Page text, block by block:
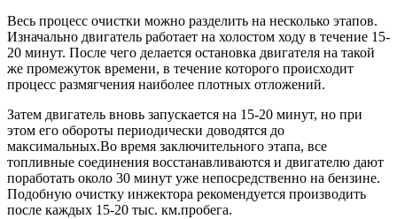
Весь процесс очистки можно разделить на несколько этапов.
Изначально двигатель работает на холостом ходу в течение 15-
20 минут. После чего делается остановка двигателя на такой
же промежуток времени, в течение которого происходит
процесс размягчения наиболее плотных отложений.
Затем двигатель вновь запускается на 15-20 минут, но при
этом его обороты периодически доводятся до
максимальных.Во время заключительного этапа, все
топливные соединения восстанавливаются и двигателю дают
поработать около 30 минут уже непосредственно на бензине.
Подобную очистку инжектора рекомендуется производить
после каждых 15-20 тыс. км.пробега.